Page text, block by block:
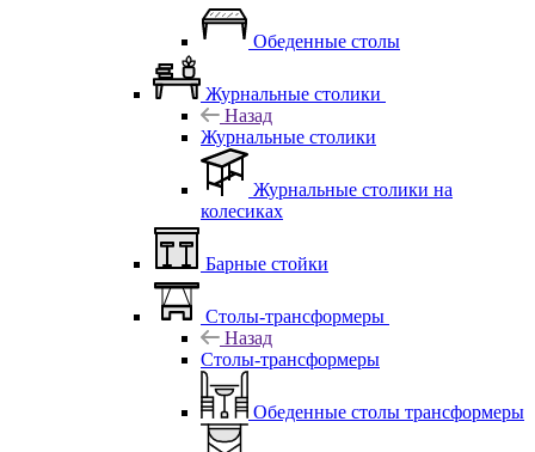
Обеденные столы
Журнальные столики
Назад
Журнальные столики
Журнальные столики на
колесиках
Барные стойки
Столы-трансформеры
Назад
Столы-трансформеры
Обеденные столы трансформеры